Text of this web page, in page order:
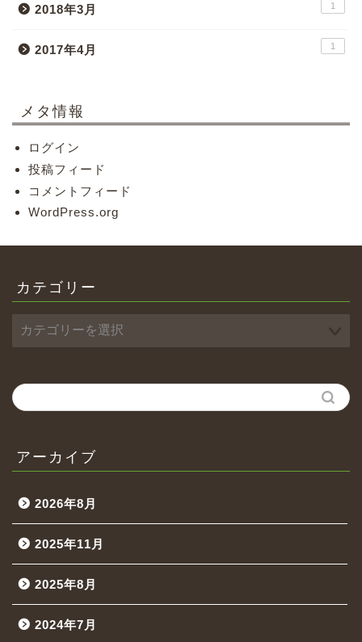
2018年3月 1
2017年4月 1
メタ情報
ログイン
投稿フィード
コメントフィード
WordPress.org
カテゴリー
アーカイブ
2026年8月
2025年11月
2025年8月
2024年7月